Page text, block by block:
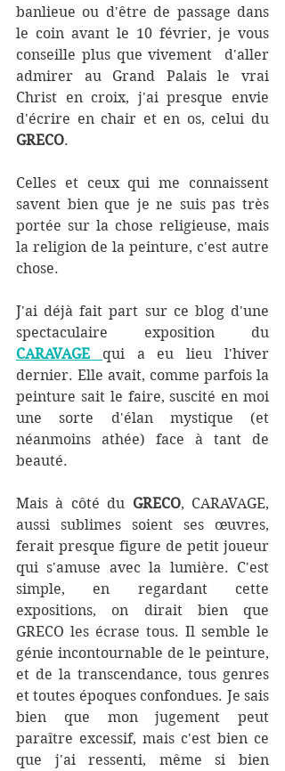
banlieue ou d'être de passage dans
le coin avant le 10 février, je vous
conseille plus que vivement  d'aller
admirer au Grand Palais le vrai
Christ en croix, j'ai presque envie
GRECO.
Celles et ceux qui me connaissent
savent bien que je ne suis pas très
portée sur la chose religieuse, mais
la religion de la peinture, c'est autre
chose.
J'ai déjà fait part sur ce blog d'une
CARAVAGE qui a eu lieu l'hiver
dernier. Elle avait, comme parfois la
peinture sait le faire, suscité en moi
une sorte d'élan mystique (et
néanmoins athée) face à tant de
beauté.
Mais à côté du GRECO, CARAVAGE,
aussi sublimes soient ses œuvres,
ferait presque figure de petit joueur
qui s'amuse avec la lumière. C'est
simple, en regardant cette
expositions, on dirait bien que
GRECO les écrase tous. Il semble le
génie incontournable de le peinture,
et de la transcendance, tous genres
et toutes époques confondues. Je sais
bien que mon jugement peut
paraître excessif, mais c'est bien ce
que j'ai ressenti, même si bien